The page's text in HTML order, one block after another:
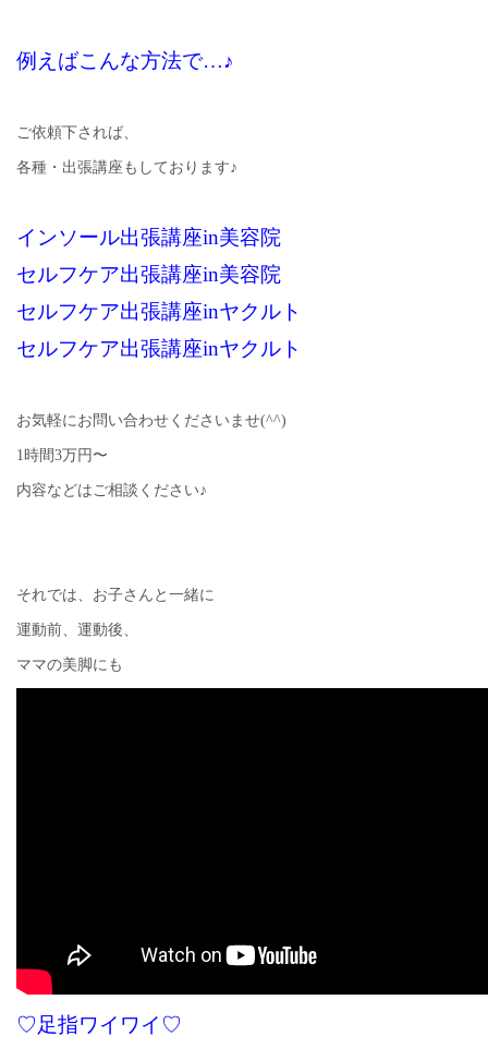
例えばこんな方法で…♪
ご依頼下されば、
各種・出張講座もしております♪
インソール出張講座in美容院
セルフケア出張講座in美容院
セルフケア出張講座inヤクルト
セルフケア出張講座inヤクルト
お気軽にお問い合わせくださいませ(^^)
1時間3万円〜
内容などはご相談ください♪
それでは、お子さんと一緒に
運動前、運動後、
ママの美脚にも
♡足指ワイワイ♡